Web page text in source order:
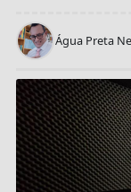
Água Preta